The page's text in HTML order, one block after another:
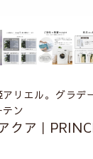
リエル。グラデ
ン
クア｜